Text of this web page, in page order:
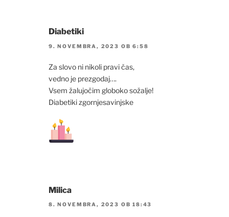
Diabetiki
9. NOVEMBRA, 2023 OB 6:58
Za slovo ni nikoli pravi čas,
vedno je prezgodaj….
Vsem žalujočim globoko sožalje!
Diabetiki zgornjesavinjske
Milica
8. NOVEMBRA, 2023 OB 18:43